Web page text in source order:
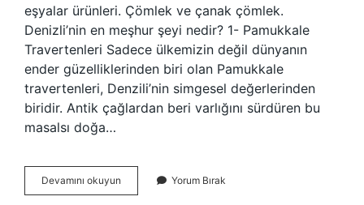
eşyalar ürünleri. Çömlek ve çanak çömlek.
Denizli’nin en meşhur şeyi nedir? 1- Pamukkale
Travertenleri Sadece ülkemizin değil dünyanın
ender güzelliklerinden biri olan Pamukkale
travertenleri, Denzili’nin simgesel değerlerinden
biridir. Antik çağlardan beri varlığını sürdüren bu
masalsı doğa…
Devamını okuyun Pamukkale
Neyi
Yorum Bırak